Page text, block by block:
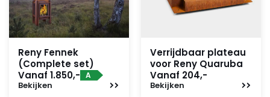
Reny Fennek
(Complete set)
Vanaf 1.850,- A
Bekijken
Verrijdbaar plateau
voor Reny Quaruba
Vanaf 204,-
Bekijken